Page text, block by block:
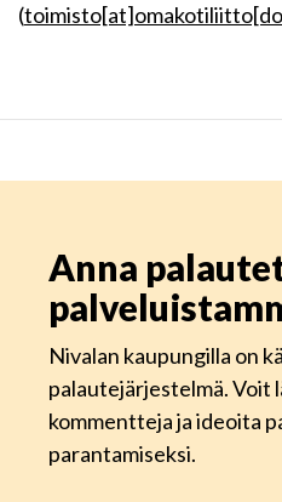
(
Anna
Nivalan kaupungilla on
palautejärjestelmä. Voit
kommentteja ja ideoita
parantamiseksi.